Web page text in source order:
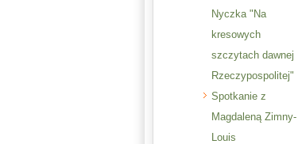
Nyczka "Na
kresowych
szczytach dawnej
Rzeczypospolitej"
Spotkanie z
Magdaleną Zimny-
Louis